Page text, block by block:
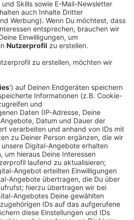
Therapien bei
und Co.
nicht mehr der einzige Weg,
der neuen Ausgabe
Radio-Talk mit dem Klinikum
alles um die
bei Krebserkrankungen
also von Prostata, Blase,
ist Dr. Nicola Winter, Fachärztin
am
Sie erklärt, was sich hinter
Chemotherapie oder
verbirgt. Mit Moderatorin